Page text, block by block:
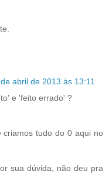
abril de 2013 às 13:11
e 'feito errado' ?
criamos tudo do 0 aqui no
sua dúvida, não deu pra